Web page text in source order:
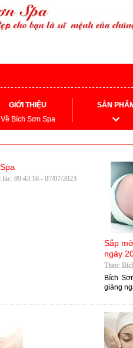
GIỚI THIỆU
Về Bích Sơn Spa
SẢN
09:43:16 - 07/07/2023
Sắp
ngày
Theo:
Bích
giảng